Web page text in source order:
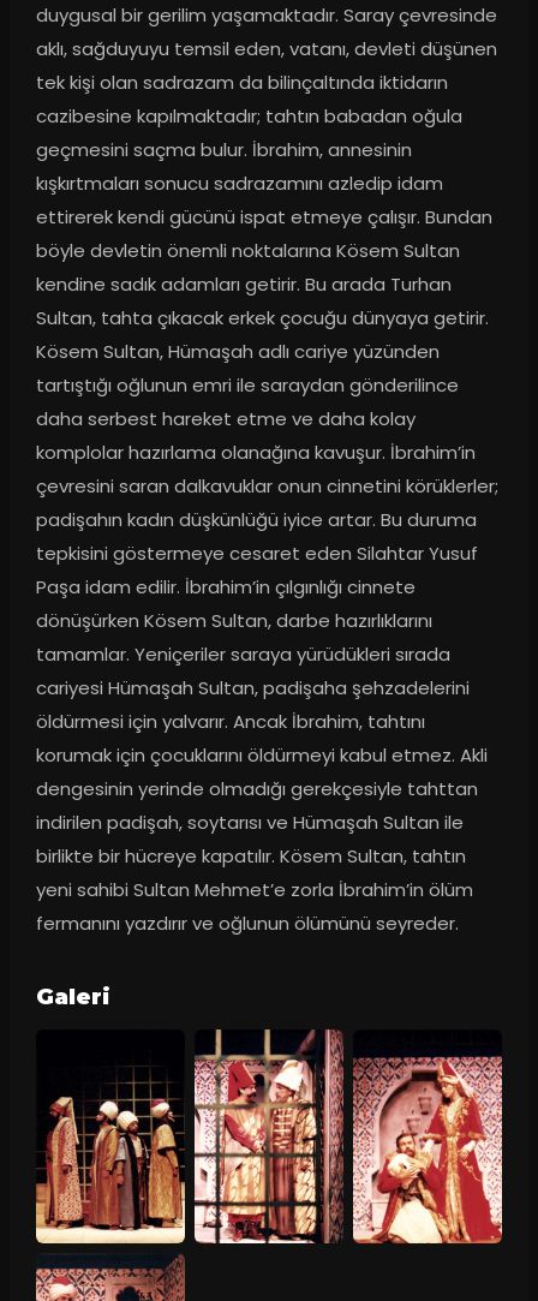
duygusal bir gerilim yaşamaktadır. Saray çevresinde
aklı, sağduyuyu temsil eden, vatanı, devleti düşünen
tek kişi olan sadrazam da bilinçaltında iktidarın
cazibesine kapılmaktadır; tahtın babadan oğula
geçmesini saçma bulur. İbrahim, annesinin
kışkırtmaları sonucu sadrazamını azledip idam
ettirerek kendi gücünü ispat etmeye çalışır. Bundan
böyle devletin önemli noktalarına Kösem Sultan
kendine sadık adamları getirir. Bu arada Turhan
Sultan, tahta çıkacak erkek çocuğu dünyaya getirir.
Kösem Sultan, Hümaşah adlı cariye yüzünden
tartıştığı oğlunun emri ile saraydan gönderilince
daha serbest hareket etme ve daha kolay
komplolar hazırlama olanağına kavuşur. İbrahim’in
çevresini saran dalkavuklar onun cinnetini körüklerler;
padişahın kadın düşkünlüğü iyice artar. Bu duruma
tepkisini göstermeye cesaret eden Silahtar Yusuf
Paşa idam edilir. İbrahim’in çılgınlığı cinnete
dönüşürken Kösem Sultan, darbe hazırlıklarını
tamamlar. Yeniçeriler saraya yürüdükleri sırada
cariyesi Hümaşah Sultan, padişaha şehzadelerini
öldürmesi için yalvarır. Ancak İbrahim, tahtını
korumak için çocuklarını öldürmeyi kabul etmez. Akli
dengesinin yerinde olmadığı gerekçesiyle tahttan
indirilen padişah, soytarısı ve Hümaşah Sultan ile
birlikte bir hücreye kapatılır. Kösem Sultan, tahtın
yeni sahibi Sultan Mehmet’e zorla İbrahim’in ölüm
fermanını yazdırır ve oğlunun ölümünü seyreder.
Galeri